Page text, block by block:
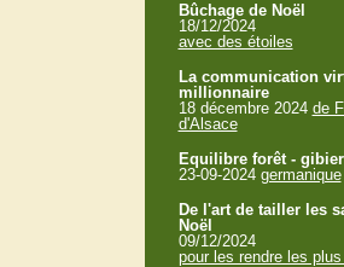
Bûchage de Noël
18/12/2024
avec des étoiles
La communication
millionnaire
18 décembre 2024 de
d'Alsace
Equilibre forêt - gibier
23-09-2024 germanique
De l'art de tailler les
Noël
09/12/2024
pour les rendre les